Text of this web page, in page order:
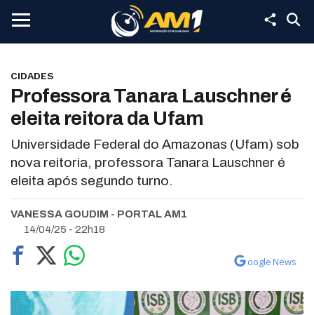
CIDADES
Professora Tanara Lauschner é
eleita reitora da Ufam
Universidade Federal do Amazonas (Ufam) sob
nova reitoria, professora Tanara Lauschner é
eleita após segundo turno.
VANESSA GOUDIM - PORTAL AM1
14/04/25 - 22h18
oogle News